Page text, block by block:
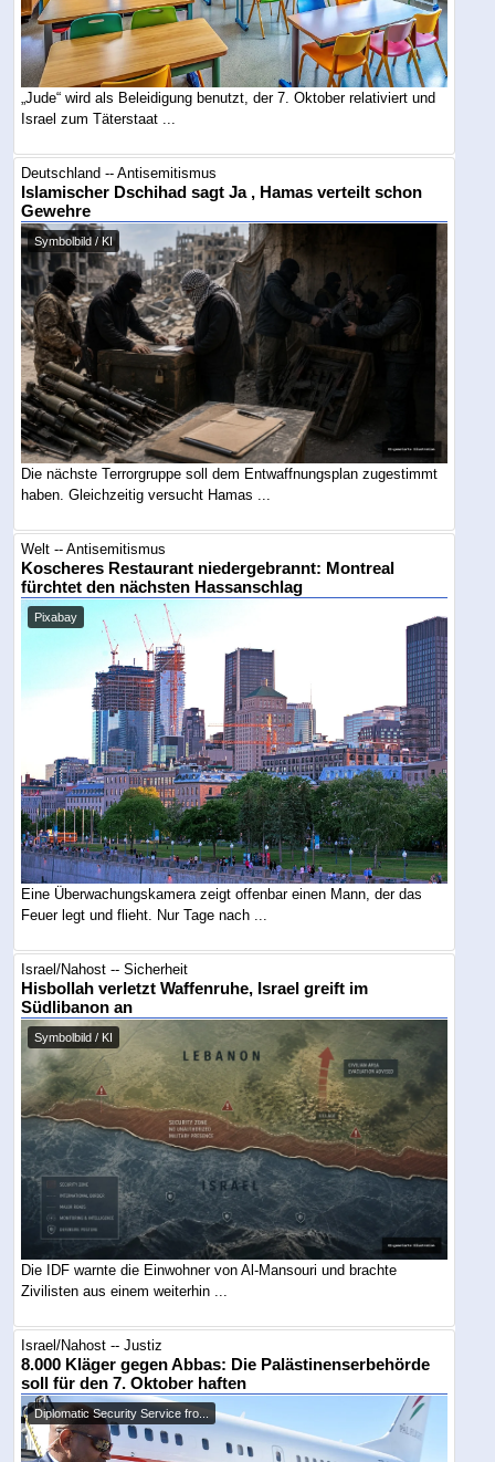
„Jude“ wird als Beleidigung benutzt, der 7. Oktober relativiert und
Israel zum Täterstaat ...
Deutschland -- Antisemitismus
Islamischer Dschihad sagt Ja , Hamas verteilt schon
Gewehre
Symbolbild / KI
Die nächste Terrorgruppe soll dem Entwaffnungsplan zugestimmt
haben. Gleichzeitig versucht Hamas ...
Welt -- Antisemitismus
Koscheres Restaurant niedergebrannt: Montreal
fürchtet den nächsten Hassanschlag
Pixabay
Eine Überwachungskamera zeigt offenbar einen Mann, der das
Feuer legt und flieht. Nur Tage nach ...
Israel/Nahost -- Sicherheit
Hisbollah verletzt Waffenruhe, Israel greift im
Südlibanon an
Symbolbild / KI
Die IDF warnte die Einwohner von Al-Mansouri und brachte
Zivilisten aus einem weiterhin ...
Israel/Nahost -- Justiz
8.000 Kläger gegen Abbas: Die Palästinenserbehörde
soll für den 7. Oktober haften
Diplomatic Security Service fro...